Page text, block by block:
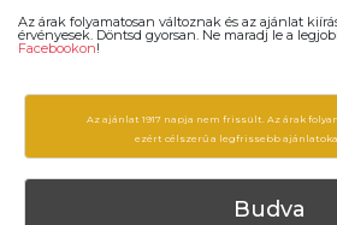
Az árak folyamatosan változnak és az ajánlat
érvényesek. Döntsd gyorsan. Ne maradj le a
Facebookon!
Az ajánlat 1917 napja nem frissült. Az árak
ezért célszerű a legfrissebb
Budva